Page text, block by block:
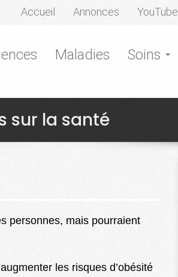
Accueil Annonces YouTube
Maladies Soins
sur la santé
personnes, mais pourraient
les risques d’obésité